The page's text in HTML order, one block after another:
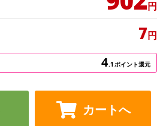
円
7円
4.1ポイント還元
カートへ